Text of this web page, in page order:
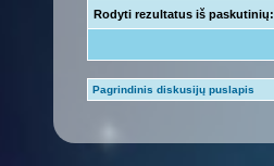
Rodyti rezultatus iš paskutinių:
Pagrindinis diskusijų puslapis